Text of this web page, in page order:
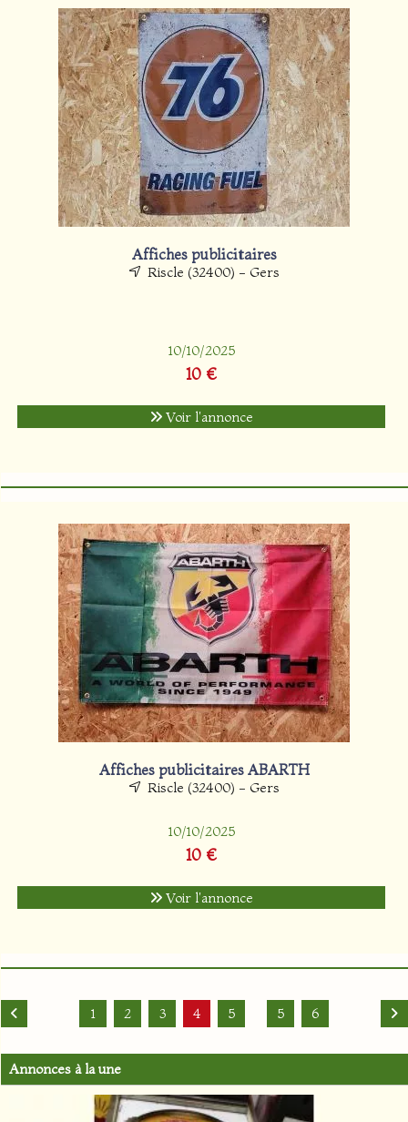
Annonces à la une
Affiches publicitaires
Riscle (32400) - Gers
10/10/2025
10 €
Voir l'annonce
Affiches publicitaires ABARTH
Riscle (32400) - Gers
10/10/2025
10 €
Voir l'annonce
1 2 3 4 5 5 6